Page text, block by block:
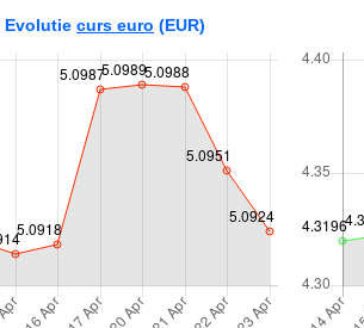
Evolutie curs euro (EUR)